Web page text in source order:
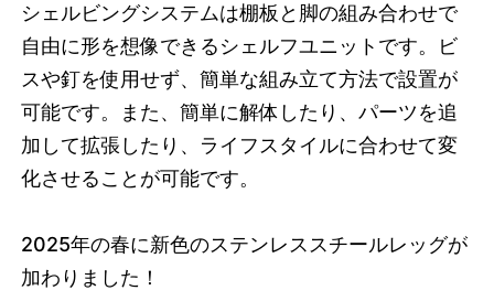
シェルビングシステムは棚板と脚の組み合わせで
自由に形を想像できるシェルフユニットです。ビ
スや釘を使用せず、簡単な組み立て方法で設置が
可能です。また、簡単に解体したり、パーツを追
加して拡張したり、ライフスタイルに合わせて変
化させることが可能です。
2025年の春に新色のステンレススチールレッグが
加わりました！